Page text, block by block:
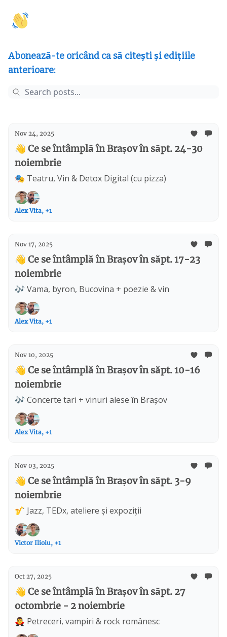
Abonează-te oricând ca să citești și edițiile
anterioare:
Nov 24, 2025
👋 Ce se întâmplă în Brașov în săpt. 24-30
noiembrie
🎭 Teatru, Vin & Detox Digital (cu pizza)
Alex Vita, +1
Nov 17, 2025
👋 Ce se întâmplă în Brașov în săpt. 17-23
noiembrie
🎶 Vama, byron, Bucovina + poezie & vin
Alex Vita, +1
Nov 10, 2025
👋 Ce se întâmplă în Brașov în săpt. 10-16
noiembrie
🎶 Concerte tari + vinuri alese în Brașov
Alex Vita, +1
Nov 03, 2025
👋 Ce se întâmplă în Brașov în săpt. 3-9
noiembrie
🎷 Jazz, TEDx, ateliere și expoziții
Victor Ilioiu, +1
Oct 27, 2025
👋 Ce se întâmplă în Brașov în săpt. 27
octombrie - 2 noiembrie
🧛‍♂️ Petreceri, vampiri & rock românesc